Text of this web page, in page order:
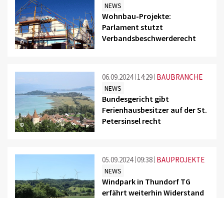
©
NEWS
Wohnbau-Projekte:
Parlament stutzt
Verbandsbeschwerderecht
©
06.09.2024 14:29 BAUBRANCHE
NEWS
Bundesgericht gibt
Ferienhausbesitzer auf der St.
Petersinsel recht
05.09.2024 09:38 BAUPROJEKTE
NEWS
Windpark in Thundorf TG
erfährt weiterhin Widerstand